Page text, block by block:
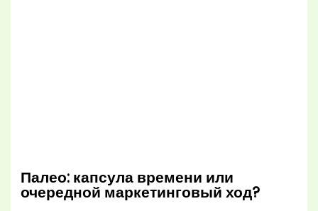
Палео: капсула времени или
очередной маркетинговый ход?